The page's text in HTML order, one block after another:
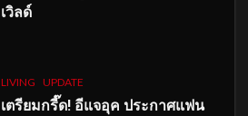
เวิลด์
LIVING UPDATE
เตรียมกรี๊ด! อีแจอุค ประกาศแฟน